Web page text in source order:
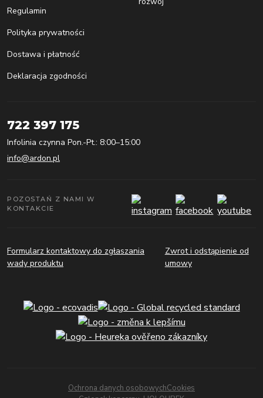
Regulamin
Polityka prywatności
Dostawa i płatność
Deklaracja zgodności
722 397 175
Infolinia czynna Pon.-Pt.: 8:00–15:00
info@ardon.pl
POZOSTAŃ Z NAMI W
KONTAKCIE
Formularz kontaktowy do zgłaszania
wady produktu
Zwrot i odstąpienie od
umowy
Ochrona danych osobowychCookies